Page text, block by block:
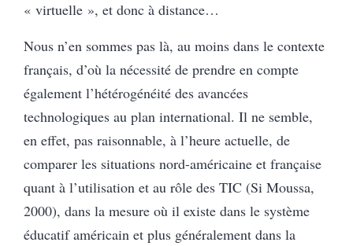
« virtuelle », et donc à distance…
Nous n’en sommes pas là, au moins dans le contexte
français, d’où la nécessité de prendre en compte
également l’hétérogénéité des avancées
technologiques au plan international. Il ne semble,
en effet, pas raisonnable, à l’heure actuelle, de
comparer les situations nord-américaine et française
quant à l’utilisation et au rôle des TIC (Si Moussa,
2000), dans la mesure où il existe dans le système
éducatif américain et plus généralement dans la